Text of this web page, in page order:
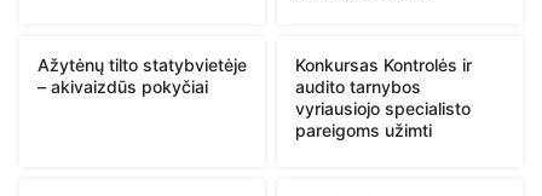
Ažytėnų tilto statybvietėje
– akivaizdūs pokyčiai
Konkursas Kontrolės ir
audito tarnybos
vyriausiojo specialisto
pareigoms užimti